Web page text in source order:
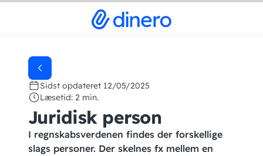
Sidst opdateret 12/05/2025
Læsetid: 2 min.
Juridisk person
I regnskabsverdenen findes der forskellige
slags personer. Der skelnes fx mellem en